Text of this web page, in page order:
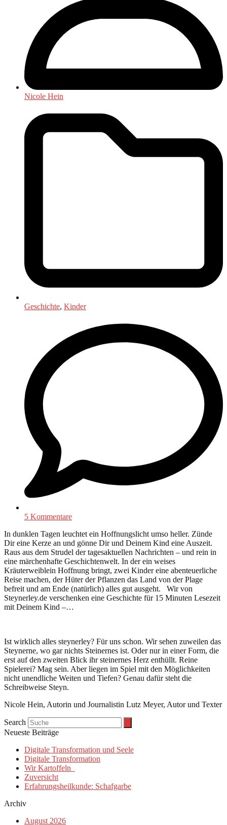
Nicole Hein
Geschichte, Kinder
5 Kommentare
In dunklen Tagen leuchtet ein Hoffnungslicht umso heller. Zünde
Dir eine Kerze an und gönne Dir und Deinem Kind eine Auszeit.
Raus aus dem Strudel der tagesaktuellen Nachrichten – und rein in
eine märchenhafte Geschichtenwelt. In der ein weises
Kräuterweiblein Hoffnung bringt, zwei Kinder eine abenteuerliche
Reise machen, der Hüter der Pflanzen das Land von der Plage
befreit und am Ende (natürlich) alles gut ausgeht. Wir von
Steynerley.de verschenken eine Geschichte für 15 Minuten Lesezeit
mit Deinem Kind –…
Ist wirklich alles steynerley? Für uns schon. Wir sehen zuweilen das
Steynerne, wo gar nichts Steinernes ist. Oder nur in einer Form, die
erst auf den zweiten Blick ihr steinernes Herz enthüllt. Reine
Spielerei? Mag sein. Aber liegen im Spiel mit den Möglichkeiten
nicht unendliche Weiten und Tiefen? Genau dafür steht die
Schreibweise Steyn.
Nicole Hein, Autorin und Journalistin Lutz Meyer, Autor und Texter
Search
Neueste Beiträge
Digitale Transformation und Seele
Digitale Transformation
Wir Kartoffeln
Zuversicht
Erfahrungsheilkunde: Schafgarbe
Archiv
August 2026